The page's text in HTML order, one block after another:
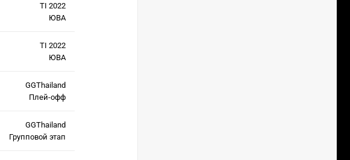
TI 2022
ЮВА
TI 2022
ЮВА
GGThailand
Плей-офф
GGThailand
Групповой этап